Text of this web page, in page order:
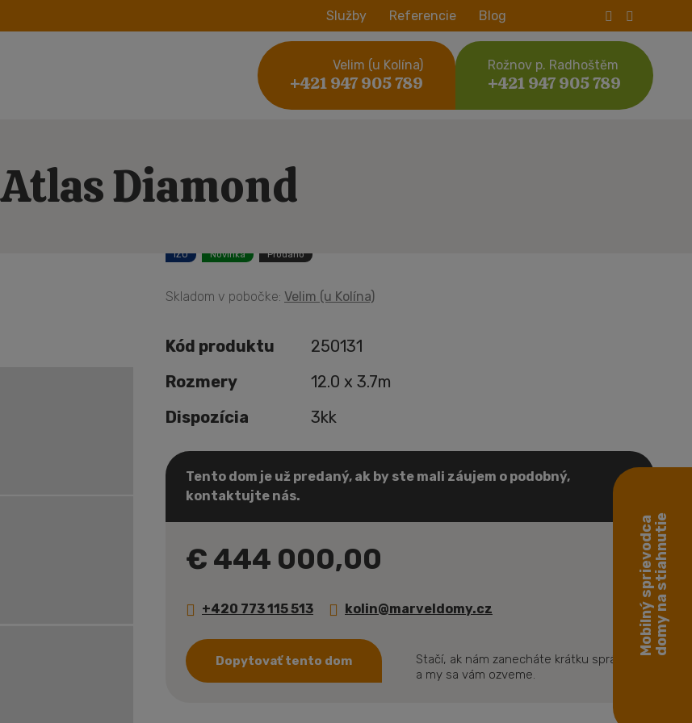
Služby Referencie Blog
Velim (u Kolína)
+421 947 905 789
Rožnov p. Radhoštěm
+421 947 905 789
Atlas Diamond
IZO Novinka Prodáno
Skladom v pobočke: Velim (u Kolína)
Kód produktu
250131
Rozmery
12.0 x 3.7m
Dispozícia
3kk
Tento dom je už predaný, ak by ste mali záujem o podobný,
kontaktujte nás.
€ 444 000,00
+420 773 115 513 kolin@marveldomy.cz
Dopytovať tento dom
Stačí, ak nám zanecháte krátku správu
a my sa vám ozveme.
Mobilný sprievodcadomy na stiahnutie